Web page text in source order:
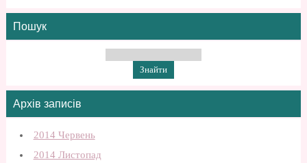
Пошук
Архів записів
2014 Червень
2014 Листопад